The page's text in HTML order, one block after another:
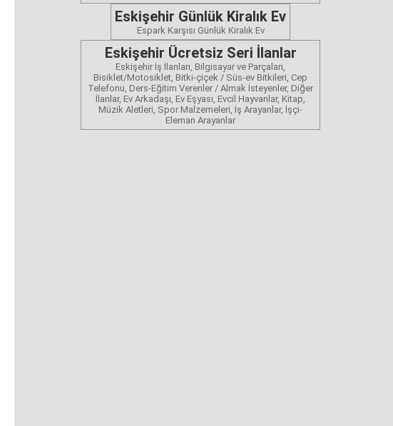
Eskişehir Günlük Kiralık Ev
Espark Karşısı Günlük Kiralık Ev
Eskişehir Ücretsiz Seri İlanlar
Eskişehir İş İlanları, Bilgisayar ve Parçaları,
Bisiklet/Motosiklet, Bitki-çiçek / Süs-ev Bitkileri, Cep
Telefonu, Ders-Eğitim Verenler / Almak İsteyenler, Diğer
İlanlar, Ev Arkadaşı, Ev Eşyası, Evcil Hayvanlar, Kitap,
Müzik Aletleri, Spor Malzemeleri, İş Arayanlar, İşçi-
Eleman Arayanlar